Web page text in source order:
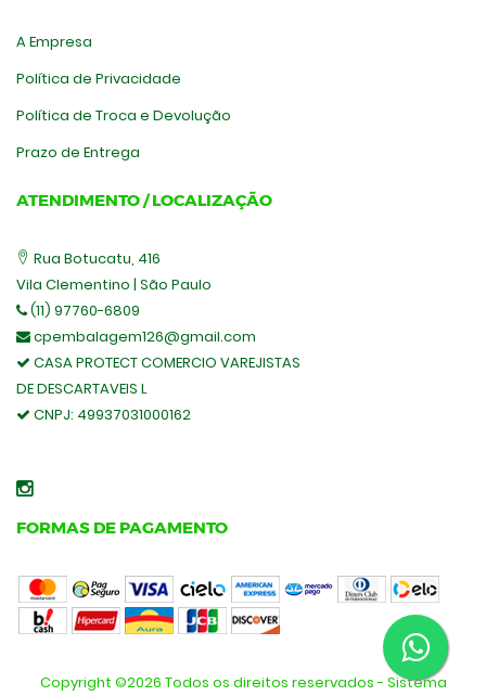
A Empresa
Política de Privacidade
Política de Troca e Devolução
Prazo de Entrega
ATENDIMENTO / LOCALIZAÇÃO
Rua Botucatu, 416
Vila Clementino | São Paulo
(11) 97760-6809
cpembalagem126@gmail.com
CASA PROTECT COMERCIO VAREJISTAS
DE DESCARTAVEIS L
CNPJ: 49937031000162
FORMAS DE PAGAMENTO
Copyright ©2026 Todos os direitos reservados - Sistema